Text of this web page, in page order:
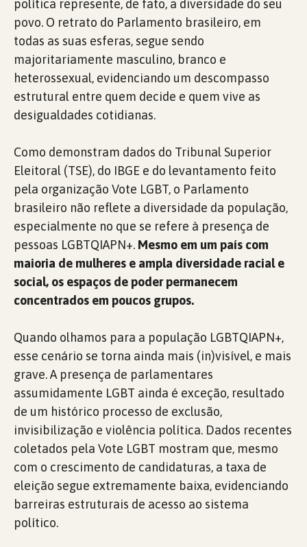
política represente, de fato, a diversidade do seu
povo. O retrato do Parlamento brasileiro, em
todas as suas esferas, segue sendo
majoritariamente masculino, branco e
heterossexual, evidenciando um descompasso
estrutural entre quem decide e quem vive as
desigualdades cotidianas.
Como demonstram dados do Tribunal Superior
Eleitoral (TSE), do IBGE e do levantamento feito
pela organização Vote LGBT, o Parlamento
brasileiro não reflete a diversidade da população,
especialmente no que se refere à presença de
pessoas LGBTQIAPN+. Mesmo em um país com
maioria de mulheres e ampla diversidade racial e
social, os espaços de poder permanecem
concentrados em poucos grupos.
Quando olhamos para a população LGBTQIAPN+,
esse cenário se torna ainda mais (in)visível, e mais
grave. A presença de parlamentares
assumidamente LGBT ainda é exceção, resultado
de um histórico processo de exclusão,
invisibilização e violência política. Dados recentes
coletados pela Vote LGBT mostram que, mesmo
com o crescimento de candidaturas, a taxa de
eleição segue extremamente baixa, evidenciando
barreiras estruturais de acesso ao sistema
político.